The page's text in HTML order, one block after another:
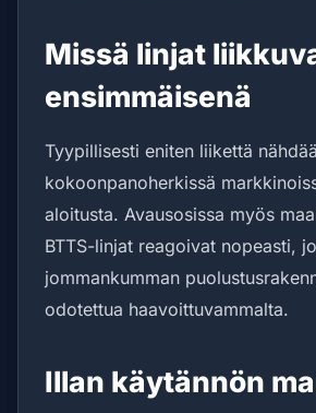
Missä linjat
ensimmäisenä
Tyypillisesti eniten liikettä
kokoonpanoherkissä
aloitusta. Avausosissa myös
BTTS-linjat reagoivat nopeasti,
jommankumman
odotettua haavoittuvammalta.
Illan käytännön